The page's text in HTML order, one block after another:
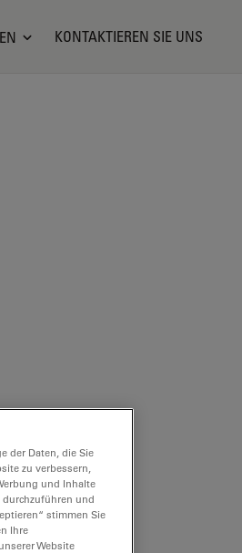
KONTAKTIEREN SIE UNS
der Daten, die Sie
zu verbessern,
und Inhalte
durchzuführen und
stimmen Sie
Ihre
Website